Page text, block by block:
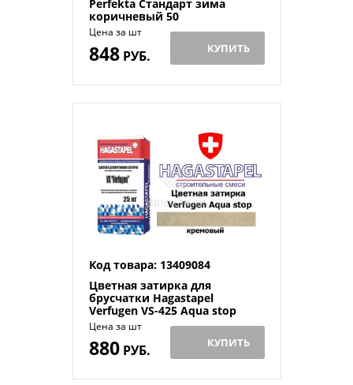
Perfekta Стандарт зима
коричневый 50
Цена за шт
848РУБ. КУПИТЬ
Код товара: 13409084
Цветная затирка для
брусчатки Hagastapel
Verfugen VS-425 Aqua stop
Цена за шт
880РУБ. КУПИТЬ